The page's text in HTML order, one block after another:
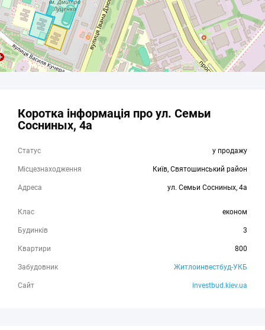
Культура
Бібліотека 1 486 м
Магазин
Фора
АТБ 730 м
Конс 609 м
БОСМ 621 м
Медицина 623 м
Коротка інформація про ул. Семьи
Сосниных, 4а
Статус у продажу
Місцезнаходження Київ, Святошинський район
Адреса ул. Семьи Сосниных, 4а
Клас економ
Будинків 3
Квартири 800
Забудовник Житлоинвестбуд-УКБ
Сайт investbud.kiev.ua